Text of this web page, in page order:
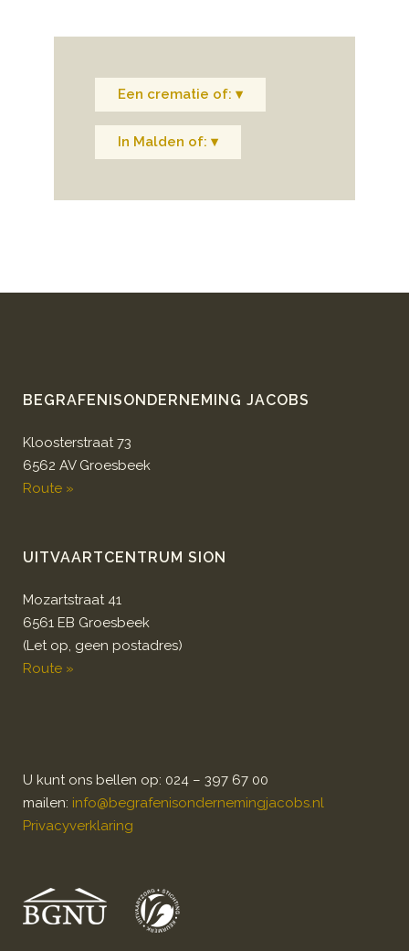
Een crematie of: ▾
In Malden of: ▾
BEGRAFENISONDERNEMING JACOBS
Kloosterstraat 73
6562 AV Groesbeek
Route »
UITVAARTCENTRUM SION
Mozartstraat 41
6561 EB Groesbeek
(Let op, geen postadres)
Route »
U kunt ons bellen op: 024 – 397 67 00
mailen: info@begrafenisondernemingjacobs.nl
Privacyverklaring